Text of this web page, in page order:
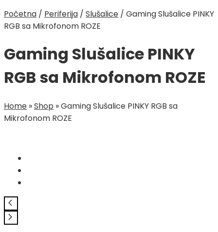
Početna / Periferija / Slušalice / Gaming Slušalice PINKY
RGB sa Mikrofonom ROZE
Gaming Slušalice PINKY
RGB sa Mikrofonom ROZE
Home »Shop »Gaming Slušalice PINKY RGB sa
Mikrofonom ROZE